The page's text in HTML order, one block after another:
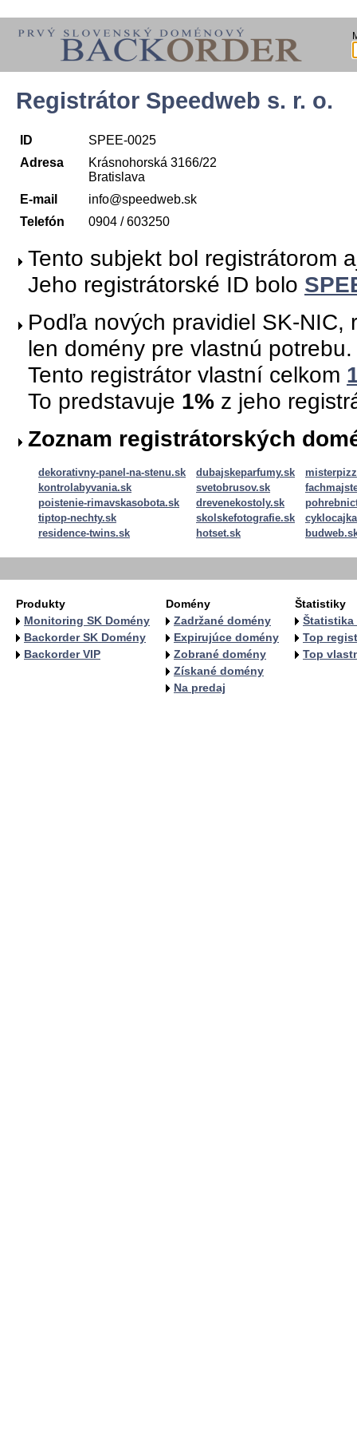
Registrátor Speedweb s. r. o.
ID
SPEE-0025
Adresa
Krásnohorská 3166/22
Bratislava
E-mail
info@speedweb.sk
Telefón
0904 / 603250
Tento subjekt bol registrátorom
Jeho registrátorské ID bolo
Podľa nových pravidiel SK-NIC,
len domény pre vlastnú potrebu.
Tento registrátor vlastní celkom
To predstavuje 1% z jeho
Zoznam registrátorských
dekorativny-panel-na-stenu.sk dubajskeparfumy.sk
kontrolabyvania.sk
svetobrusov.sk
poistenie-rimavskasobota.sk
drevenekostoly.sk
tiptop-nechty.sk
skolskefotografie.sk
residence-twins.sk
hotset.sk
Produkty
Monitoring SK Domény
Backorder SK Domény
Backorder VIP
Domény
Zadržané domény
Expirujúce domény
Zobrané domény
Získané domény
Na predaj
Štatistiky
Štatistika
Top
Top